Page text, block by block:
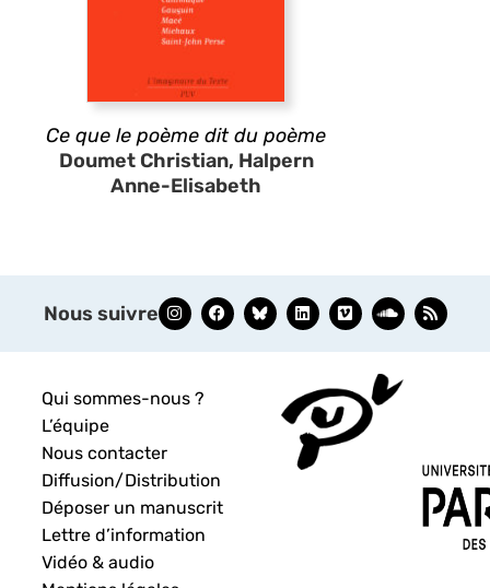
Ce que le poème dit du poème
Doumet Christian, Halpern
Anne-Elisabeth
Nous suivre
Qui sommes-nous ?
L’équipe
Nous contacter
Diffusion/Distribution
Déposer un manuscrit
Lettre d’information
Vidéo & audio